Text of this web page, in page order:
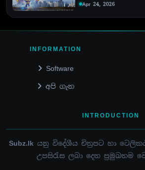
Apr 24, 2026
INFORMATION
Software
අපි ගැන
INTRODUCTION
Subz.lk යනු විදේශීය චිත්‍රපට හා
උපසිරැස ලබා දෙන ප්‍රමුඛතම